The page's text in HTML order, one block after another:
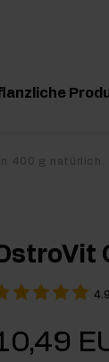
400 g natürlich
4.9